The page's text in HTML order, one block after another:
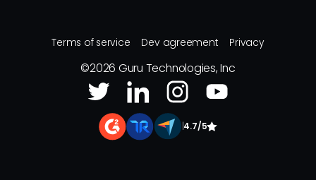
Terms of service Dev agreement Privacy
©2026 Guru Technologies, Inc
4.7/5